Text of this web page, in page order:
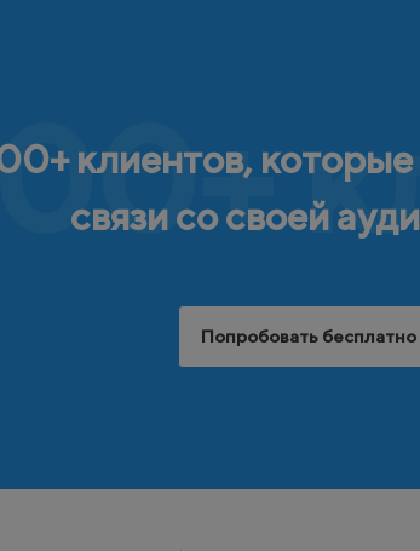
клиентов,
связи со своей
Попробовать бесплатно